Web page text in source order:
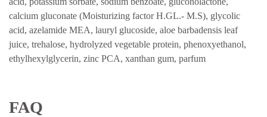
calcium gluconate (Moisturizing factor H.GL.- M.S), glycolic
acid, azelamide MEA, lauryl glucoside, aloe barbadensis leaf
juice, trehalose, hydrolyzed vegetable protein, phenoxyethanol,
ethylhexylglycerin, zinc PCA, xanthan gum, parfum
FAQ